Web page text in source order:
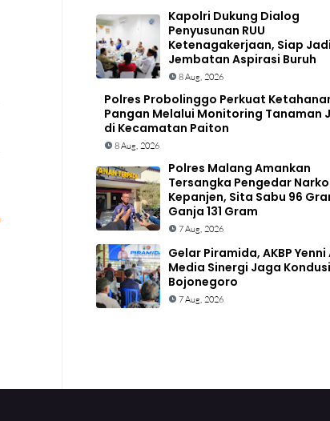
Kapolri Dukung Dialog
Penyusunan RUU
Ketenagakerjaan, Siap Jadi
Jembatan Aspirasi Buruh
8 Aug, 2026
Polres Probolinggo Perkuat
Pangan Melalui Monitoring Tanaman
di Kecamatan Paiton
8 Aug, 2026
Polres Malang Amankan
Tersangka Pengedar
Kepanjen, Sita Sabu 96
Ganja 131 Gram
7 Aug, 2026
Gelar Piramida, AKBP Yenni
Media Sinergi Jaga
Bojonegoro
7 Aug, 2026